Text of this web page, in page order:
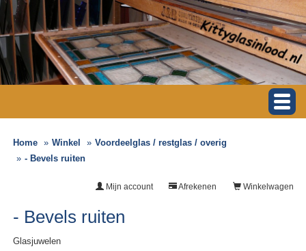
Home Winkel
Voordeelglas / restglas / overig
- Bevels ruiten
Winkelwagen
Afrekenen
Mijn account
- Bevels ruiten
Glasjuwelen